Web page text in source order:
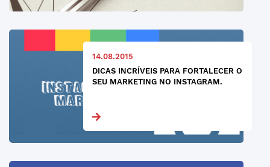
14.08.2015
DICAS INCRÍVEIS PARA FORTALECER O
SEU MARKETING NO INSTAGRAM.